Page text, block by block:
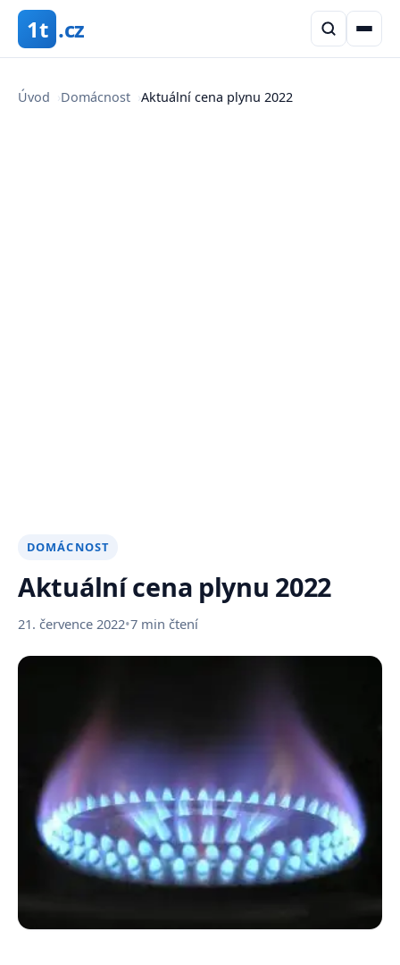
1t .cz
Úvod ›Domácnost ›Aktuální cena plynu 2022
DOMÁCNOST
Aktuální cena plynu 2022
21. července 2022•7 min čtení